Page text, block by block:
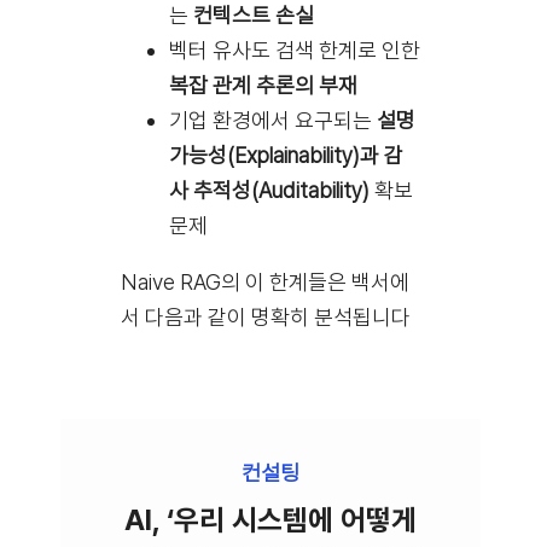
는 컨텍스트 손실
벡터 유사도 검색 한계로 인한
복잡 관계 추론의 부재
기업 환경에서 요구되는 설명
가능성(Explainability)과 감
사 추적성(Auditability) 확보
문제
Naive RAG의 이 한계들은 백서에
서 다음과 같이 명확히 분석됩니다
컨설팅
AI, ‘우리 시스템에 어떻게